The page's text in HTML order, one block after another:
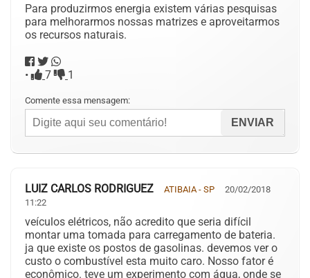
Para produzirmos energia existem várias pesquisas
para melhorarmos nossas matrizes e aproveitarmos
os recursos naturais.
• 7 1
Comente essa mensagem:
LUIZ CARLOS RODRIGUEZ ATIBAIA - SP
20/02/2018
11:22
veículos elétricos, não acredito que seria difícil
montar uma tomada para carregamento de bateria.
ja que existe os postos de gasolinas. devemos ver o
custo o combustível esta muito caro. Nosso fator é
econômico. teve um experimento com água, onde se